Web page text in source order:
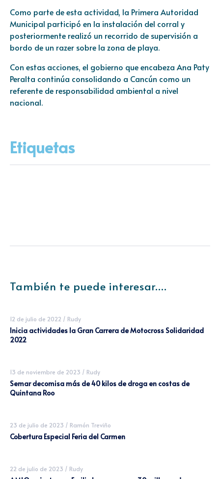
Como parte de esta actividad, la Primera Autoridad
Municipal participó en la instalación del corral y
posteriormente realizó un recorrido de supervisión a
bordo de un razer sobre la zona de playa.
Con estas acciones, el gobierno que encabeza Ana Paty
Peralta continúa consolidando a Cancún como un
referente de responsabilidad ambiental a nivel
nacional.
Etiquetas
También te puede interesar....
12 de julio de 2022 / Rudy
Inicia actividades la Gran Carrera de Motocross Solidaridad
2022
13 de noviembre de 2023 / Rudy
Semar decomisa más de 40 kilos de droga en costas de
Quintana Roo
23 de julio de 2023 / Ramón Treviño
Cobertura Especial Feria del Carmen
22 de julio de 2023 / Rudy